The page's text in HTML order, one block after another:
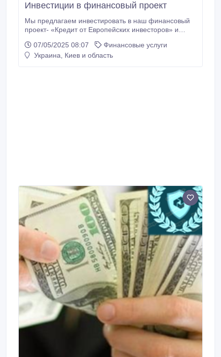
Инвестиции в финансовый проект
Мы предлагаем инвестировать в наш финансовый
проект- «Кредит от Европейских инвесторов» и
проекта и почему мы предлагаем Вам
инвестировать в него. Любому предпринимателю
07/05/2025 08:07
Финансовые услуги
Украина, Киев и область